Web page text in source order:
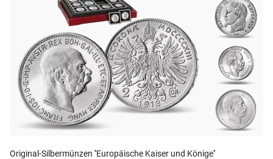
Original-Silbermünzen ''Europäische Kaiser und Könige''